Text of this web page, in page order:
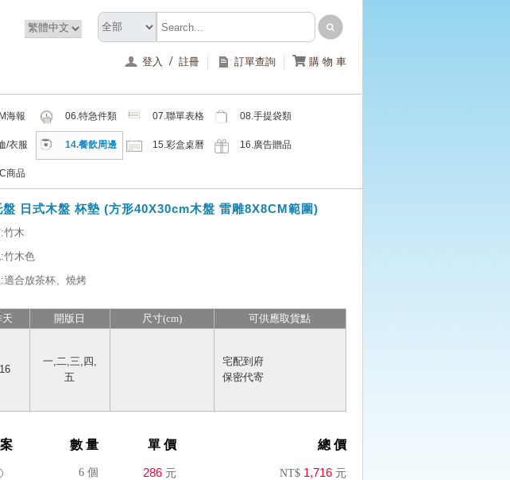
登入 / 註冊 訂單查詢 購 物 車
海報
06.特急件類
07.聯單表格
08.手提袋類
/衣服
件類
14.餐飲周邊
15.彩盒桌曆
16.廣告贈品
商品
盤 日式木盤 杯墊 (方形40X30cm木盤 雷雕8X8CM範圍)
竹木
竹木色
適合放茶杯、燒烤
天 開版日 尺寸(cm) 可供應取貨點
一,二,三,四,
五
宅配到府
保密代寄
數 量 單 價 總 價
6 個 286 元 NT$ 1,716 元